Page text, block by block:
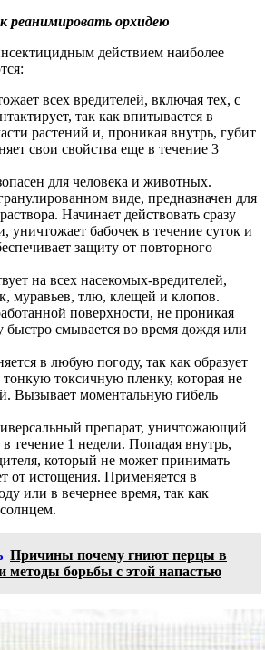
орхидею
действием наиболее
всех вредителей, включая тех, с
так как впитывается в
растений и, проникая внутрь, губит
свои свойства еще в течение 3
для человека и животных.
виде, предназначен для
Начинает действовать сразу
уничтожает бабочек в течение суток и
защиту от повторного
на всех насекомых-вредителей,
муравьев, тлю, клещей и клопов.
поверхности, не проникая
быстро смывается во время дождя или
в любую погоду, так как образует
токсичную пленку, которая не
Вызывает моментальную гибель
препарат, уничтожающий
течение 1 недели. Попадая внутрь,
который не может принимать
от истощения. Применяется в
или в вечернее время, так как
Причины почему гниют перцы в
методы борьбы с этой напастью